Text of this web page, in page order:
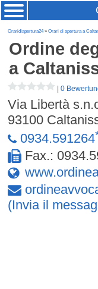
Oraridiapertura24»Orari di apertura a
Ordine
a
|0
Via Libertà
93100
0934.591264
Fax.:
(Invia il